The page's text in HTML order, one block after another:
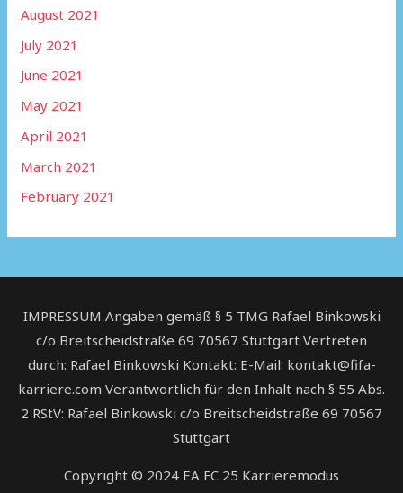
August 2021
July 2021
June 2021
May 2021
April 2021
March 2021
February 2021
IMPRESSUM Angaben gemäß § 5 TMG Rafael Binkowski
c/o Breitscheidstraße 69 70567 Stuttgart Vertreten
durch: Rafael Binkowski Kontakt: E-Mail: kontakt@fifa-
karriere.com Verantwortlich für den Inhalt nach § 55 Abs.
2 RStV: Rafael Binkowski c/o Breitscheidstraße 69 70567
Stuttgart
Copyright © 2024 EA FC 25 Karrieremodus